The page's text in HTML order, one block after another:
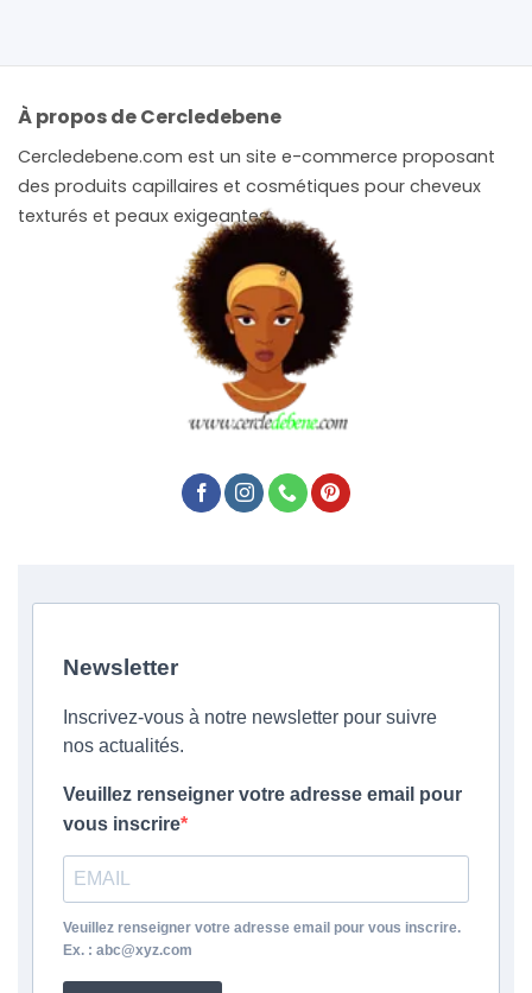
À propos de Cercledebene
Cercledebene.com est un site e-commerce proposant
des produits capillaires et cosmétiques pour cheveux
texturés et peaux exigeantes.
Newsletter
Inscrivez-vous à notre newsletter pour suivre
nos actualités.
Veuillez renseigner votre adresse email pour
vous inscrire
Veuillez renseigner votre adresse email pour vous inscrire.
Ex. : abc@xyz.com